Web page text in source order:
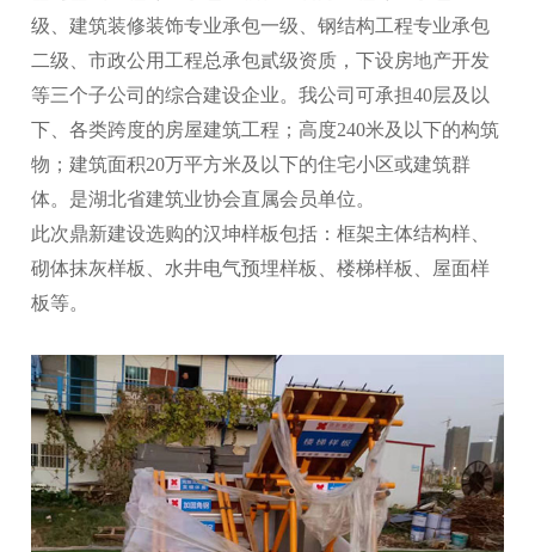
级、建筑装修装饰专业承包一级、钢结构工程专业承包
二级、市政公用工程总承包貳级资质，下设房地产开发
等三个子公司的综合建设企业。我公司可承担40层及以
下、各类跨度的房屋建筑工程；高度240米及以下的构筑
物；建筑面积20万平方米及以下的住宅小区或建筑群
体。是湖北省建筑业协会直属会员单位。
此次鼎新建设选购的汉坤样板包括：框架主体结构样、
砌体抹灰样板、水井电气预埋样板、楼梯样板、屋面样
板等。